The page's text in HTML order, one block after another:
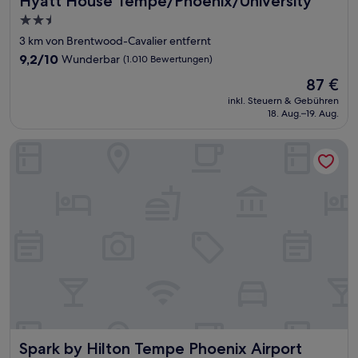
2.5-
Sterne-
Unterkunft
3 km von Brentwood-Cavalier entfernt
9.2
9,2/10 Wunderbar (1.010 Bewertungen)
Der
Preis
beträgt
87 €
inkl. Steuern & Gebühren
18. Aug.–19. Aug.
Spark by Hilton Tempe Phoenix Airport
Spark by Hilton Tempe Phoenix Airport
Spark by Hilton Tempe Phoenix Airport